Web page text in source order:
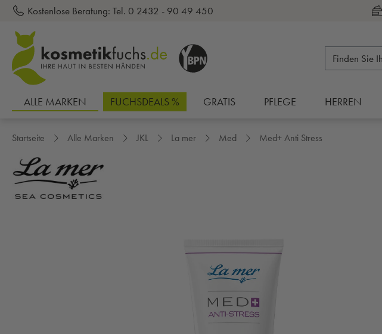
springen
Kostenlose Beratung: Tel. 0 2432 - 90 49 450
ALLE MARKEN FUCHSDEALS % GRATIS PFLEGE HERREN
Startseite Alle Marken JKL La mer Med Med+ Anti Stress